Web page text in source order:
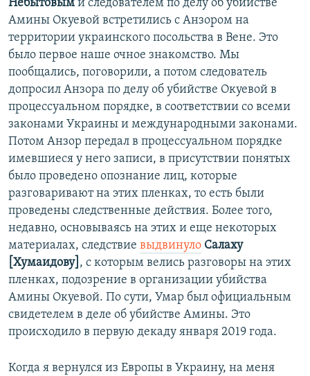
Небытовым и следователем по делу об убийстве
Амины Окуевой встретились с Анзором на
территории украинского посольства в Вене. Это
было первое наше очное знакомство. Мы
пообщались, поговорили, а потом следователь
допросил Анзора по делу об убийстве Окуевой в
процессуальном порядке, в соответствии со всеми
законами Украины и международными законами.
Потом Анзор передал в процессуальном порядке
имевшиеся у него записи, в присутствии понятых
было проведено опознание лиц, которые
разговаривают на этих пленках, то есть были
проведены следственные действия. Более того,
недавно, основываясь на этих и еще некоторых
материалах, следствие выдвинуло Салаху
[Хумаидову] , с которым велись разговоры на этих
пленках, подозрение в организации убийства
Амины Окуевой. По сути, Умар был официальным
свидетелем в деле об убийстве Амины. Это
происходило в первую декаду января 2019 года.
Когда я вернулся из Европы в Украину, на меня